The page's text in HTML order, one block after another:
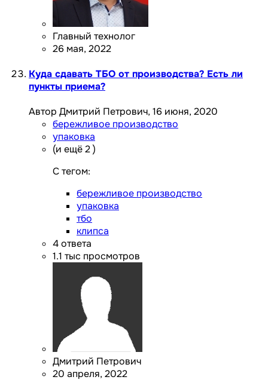
Главный технолог
26 мая, 2022
Куда сдавать ТБО от производства? Есть ли
пункты приема?
Автор Дмитрий Петрович, 16 июня, 2020
бережливое производство
упаковка
(и ещё 2 )
C тегом:
бережливое производство
упаковка
тбо
клипса
4ответа
1.1 тыс просмотров
Дмитрий Петрович
20 апреля, 2022